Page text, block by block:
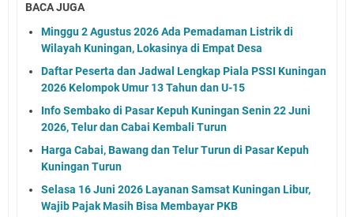
BACA JUGA
Minggu 2 Agustus 2026 Ada Pemadaman Listrik di
Wilayah Kuningan, Lokasinya di Empat Desa
Daftar Peserta dan Jadwal Lengkap Piala PSSI Kuningan
2026 Kelompok Umur 13 Tahun dan U-15
Info Sembako di Pasar Kepuh Kuningan Senin 22 Juni
2026, Telur dan Cabai Kembali Turun
Harga Cabai, Bawang dan Telur Turun di Pasar Kepuh
Kuningan Turun
Selasa 16 Juni 2026 Layanan Samsat Kuningan Libur,
Wajib Pajak Masih Bisa Membayar PKB